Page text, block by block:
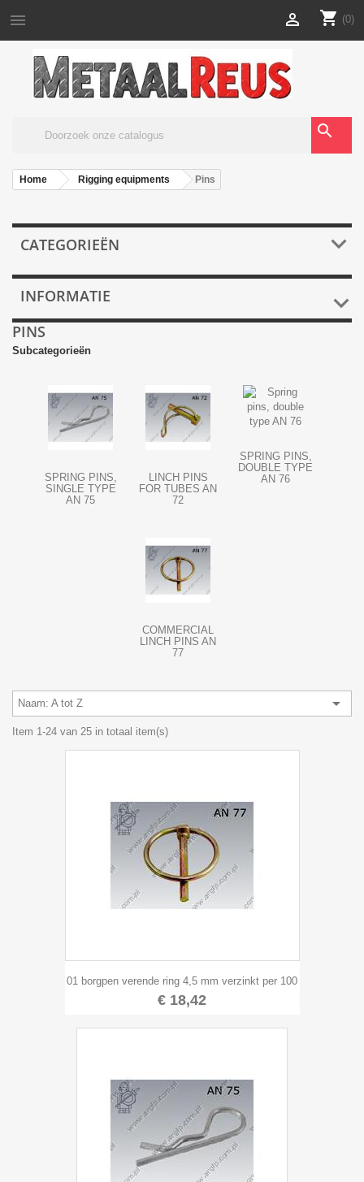
 shopping_cart (0)

search
Home Rigging equipments Pins
CATEGORIEËN 
INFORMATIE 
PINS
Subcategorieën
SPRING PINS,
SINGLE TYPE
AN 75
LINCH PINS
FOR TUBES AN
72
SPRING PINS,
DOUBLE TYPE
AN 76
COMMERCIAL
LINCH PINS AN
77
Naam: A tot Z 
Item 1-24 van 25 in totaal item(s)
01 borgpen verende ring 4,5 mm verzinkt per 100
€ 18,42